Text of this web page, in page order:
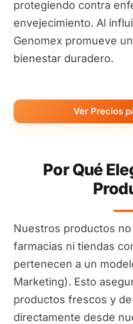
protegiendo contra
envejecimiento. Al
Genomex promueve
bienestar duradero.
Ver Precios
Por Qué
Nuestros productos
farmacias ni tiendas
pertenecen a un
Marketing). Esto
productos frescos y de
directamente desde